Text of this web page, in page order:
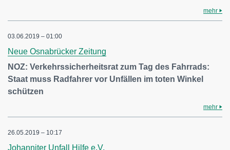
mehr
03.06.2019 – 01:00
Neue Osnabrücker Zeitung
NOZ: Verkehrssicherheitsrat zum Tag des Fahrrads:
Staat muss Radfahrer vor Unfällen im toten Winkel
schützen
mehr
26.05.2019 – 10:17
Johanniter Unfall Hilfe e.V.